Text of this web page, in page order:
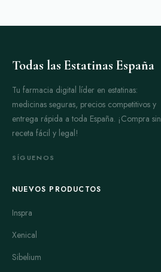
Todas las Estatinas España
Tu farmacia digital líder en estatinas:
medicinas seguras, precios competitivos y
entrega rápida a toda España. ¡Compra sin
receta fácil y legal!
SÍGUENOS
NUEVOS PRODUCTOS
Inspra
Xenical
Sibelium